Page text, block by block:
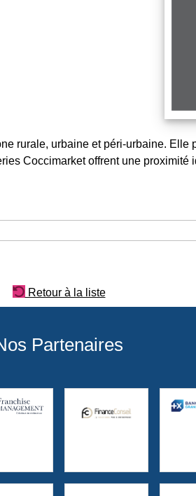
rurale, urbaine et péri-urbaine. Elle
Coccimarket offrent une proximité
Retour à la liste
Partenaires